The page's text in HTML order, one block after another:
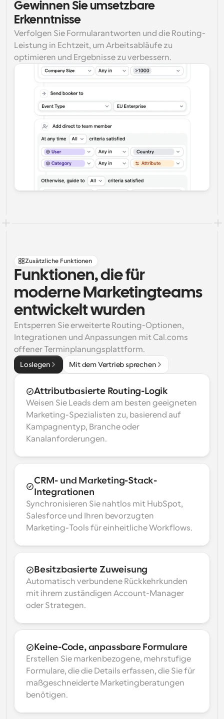
Gewinnen Sie umsetzbare
Erkenntnisse
Verfolgen Sie Formularantworten und die Routing-
Leistung in Echtzeit, um Arbeitsabläufe zu
optimieren und Ergebnisse zu verbessern.
Zusätzliche Funktionen
Funktionen, die für
moderne Marketingteams
entwickelt wurden
Entsperren Sie erweiterte Routing-Optionen,
Integrationen und Anpassungen mit Cal.coms
offener Terminplanungsplattform.
Loslegen Mit dem Vertrieb sprechen
Attributbasierte Routing-Logik
Weisen Sie Leads dem am besten geeigneten
Marketing-Spezialisten zu, basierend auf
Kampagnentyp, Branche oder
Kanalanforderungen.
CRM- und Marketing-Stack-
Integrationen
Synchronisieren Sie nahtlos mit HubSpot,
Salesforce und Ihren bevorzugten
Marketing-Tools für einheitliche Workflows.
Besitzbasierte Zuweisung
Automatisch verbundene Rückkehrkunden
mit ihrem zuständigen Account-Manager
oder Strategen.
Keine-Code, anpassbare Formulare
Erstellen Sie markenbezogene, mehrstufige
Formulare, die die Details erfassen, die Sie für
maßgeschneiderte Marketingberatungen
benötigen.